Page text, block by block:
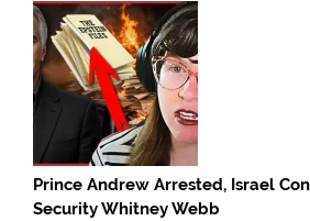
Prince Andrew Arrested, Israel
Security Whitney Webb